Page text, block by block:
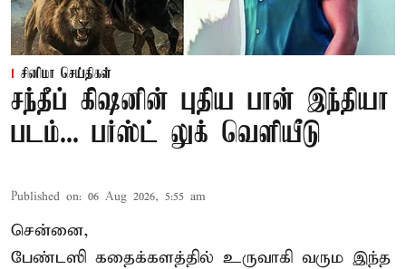
சினிமா செய்திகள்
சந்தீப் கிஷனின் புதிய பான் இந்தியா
படம்... பர்ஸ்ட் லுக் வெளியீடு
Published on: 06 Aug 2026, 5:55 am
சென்னை,
பேண்டஸி கதைக்களத்தில் உருவாகி வரும இந்த